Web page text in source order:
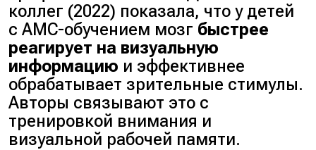
коллег (2022) показала, что у детей
с AMC-обучением мозг быстрее
реагирует на визуальную
информацию и эффективнее
обрабатывает зрительные стимулы.
Авторы связывают это с
тренировкой внимания и
визуальной рабочей памяти.